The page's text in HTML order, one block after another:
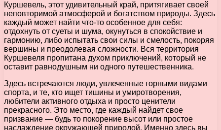
Куршевель, этот удивительный край, притягивает своей
неповторимой атмосферой и богатством природы. Здесь
каждый может найти что-то особенное для себя:
отдохнуть от суеты и шума, окунуться в спокойствие и
гармонию, либо испытать свои силы и смелость, покоряя
вершины и преодолевая сложности. Вся территория
Куршевеля пропитана духом приключений, который не
оставит равнодушным ни одного путешественника.
Здесь встречаются люди, увлеченные горными видами
спорта, и те, кто ищет тишины и умиротворения,
любители активного отдыха и просто ценители
прекрасного. Это место, где каждый найдет свое
призвание — будь то покорение высот или простое
наслаждение окружающей природой. Именно здесь вы